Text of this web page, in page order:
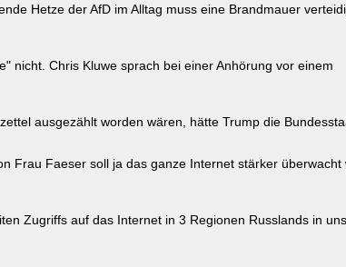
Hetze der AfD im Alltag muss eine Brandmauer
nicht. Chris Kluwe sprach bei einer Anhörung vor einem
ausgezählt worden wären, hätte Trump die
Frau Faeser soll ja das ganze Internet stärker überwacht
Zugriffs auf das Internet in 3 Regionen Russlands in